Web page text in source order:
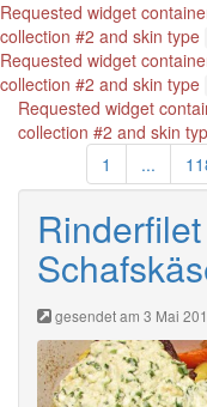
Requested widget
collection #2 and skin type
Requested widget
collection #2 and skin type
Requested widget
collection #2 and skin
1
...
gesendet am 3 Mai